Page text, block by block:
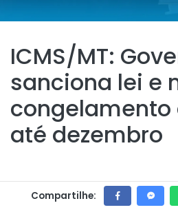
ICMS/MT:
sanciona lei e
congelamento
até dezembro
Compartilhe: